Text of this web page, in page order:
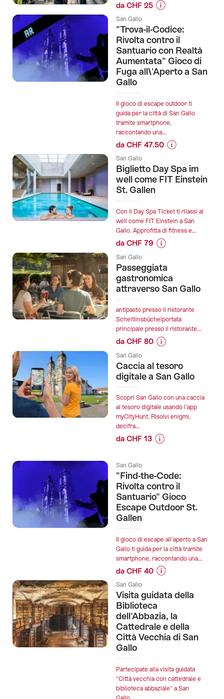
di
-
Edizione
ragazze"
a
San
da CHF 25
sul
prezzo
dell’offerta
"Città
dei
San Gallo
"Trova-il-Codice:
Rivolta contro il
Santuario con Realtà
Aumentata" Gioco di
Fuga all\'Aperto a San
Gallo
Il gioco di escape outdoor ti
guida per la città di San Gallo
tramite smartphone,
raccontando una...
da CHF 47.50
sul
prezzo
il-
Codice:
Rivolta
Santuario
con
Realtà
Gioco
di
Fuga
San
Gallo":
San Gallo
Biglietto Day Spa im
well come FIT Einstein
St. Gallen
Con il Day Spa Ticket ti rilassi al
well come FIT Einstein a San
Gallo. Approfitta di fitness e...
da CHF 79
sul
prezzo
dell’offerta
Day
Spa
im
well
FIT
Einstein
Gallen":
San Gallo
Passeggiata
gastronomica
attraverso San Gallo
antipasto presso il ristorante
Scheitlinsbüchelportata
principale presso il ristorante...
da CHF 80
sul
prezzo
"Passeggiata
gastronomica
attraverso
Gallo":
San Gallo
Caccia al tesoro
digitale a San Gallo
Scopri San Gallo con una caccia
al tesoro digitale usando l'app
myCityHunt. Risolvi enigmi,
decifra...
da CHF 13
prezzo
dell’offerta
"Caccia
al
a
San
Gallo":
San Gallo
"Find-the-Code:
Rivolta contro il
Santuario" Gioco
Escape Outdoor St.
Gallen
Il gioco di escape all'aperto a San
Gallo ti guida per la città tramite
smartphone, raccontando una...
da CHF 40
sul
prezzo
dell’offerta
""Find-
the-
contro
il
Santuario"
San Gallo
Visita guidata della
Biblioteca
dell'Abbazia, la
Cattedrale e della
Città Vecchia di San
Gallo
Partecipate alla visita guidata
"Città vecchia con cattedrale e
biblioteca abbaziale" a San